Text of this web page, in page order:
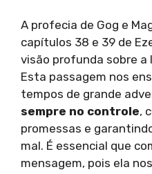
A profecia de Gog e
capítulos 38 e 39 de
visão profunda sobre a
Esta passagem nos
tempos de grande
sempre no controle,
promessas e
mal. É essencial que
mensagem, pois ela